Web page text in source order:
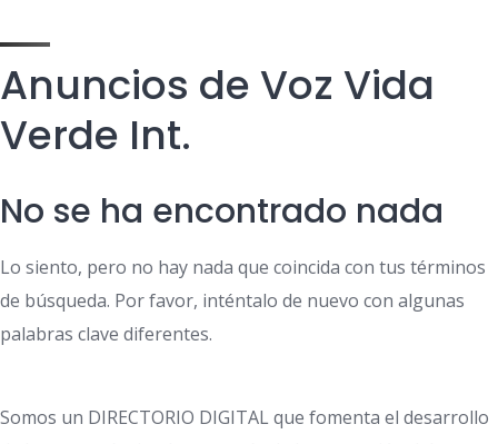
Anuncios de Voz Vida
Verde Int.
No se ha encontrado nada
Lo siento, pero no hay nada que coincida con tus términos
de búsqueda. Por favor, inténtalo de nuevo con algunas
palabras clave diferentes.
Somos un DIRECTORIO DIGITAL que fomenta el desarrollo